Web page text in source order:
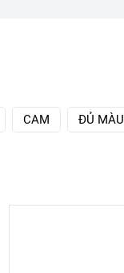
CAM ĐỦ MÀU